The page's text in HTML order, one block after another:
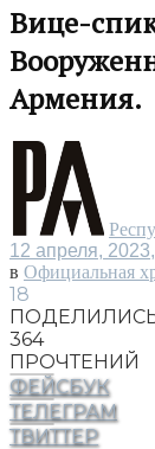
Вице-
Армения.
12 апреля,
в Официальная
18
364
ПРОЧТЕНИЙ
ФЕЙСБУК
ТЕЛЕГРАМ
ТВИТТЕР